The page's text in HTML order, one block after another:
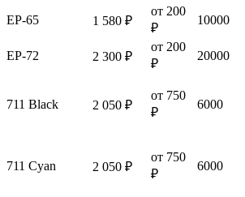
EP-65 1 580 ₽
от 200
₽
10000
EP-72 2 300 ₽
от 200
₽
20000
711 Black 2 050 ₽
от 750
₽
6000
711 Cyan 2 050 ₽
от 750
₽
6000